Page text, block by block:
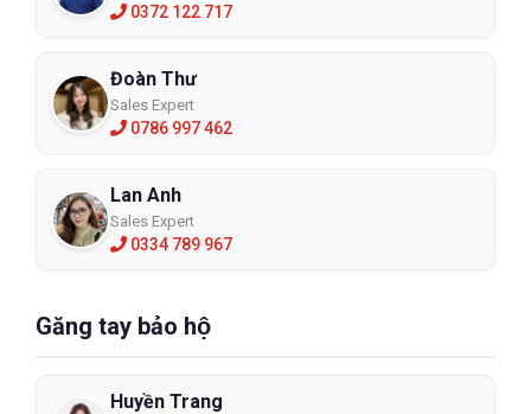
0372 122 717
Đoàn Thư
Sales Expert
0786 997 462
Lan Anh
Sales Expert
0334 789 967
Găng tay bảo hộ
Huyền Trang